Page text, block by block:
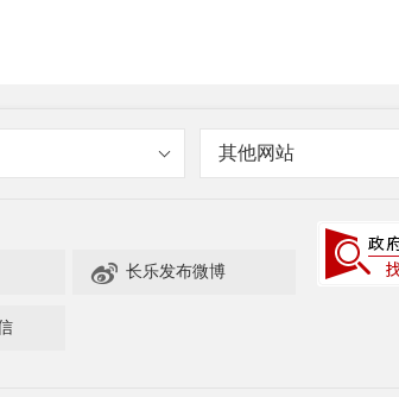
其他网站
 长乐发布微博